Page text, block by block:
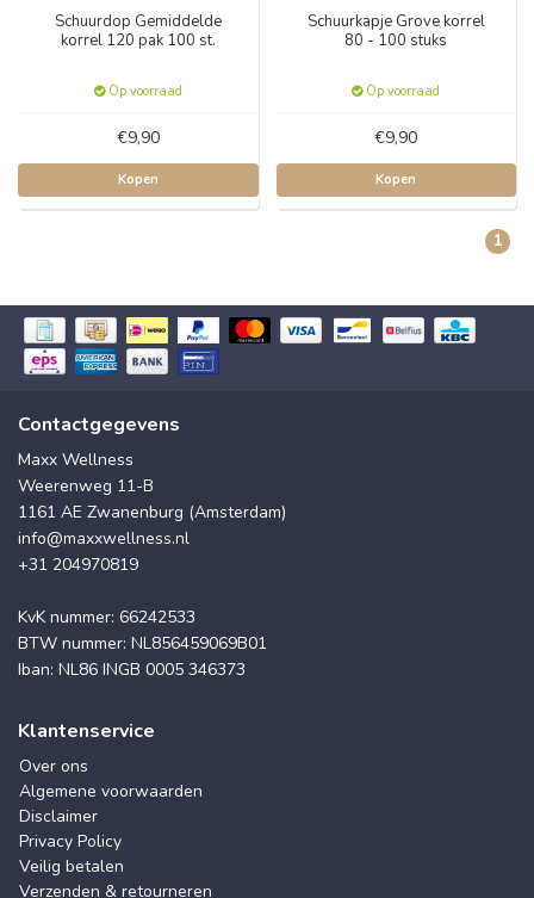
Schuurdop Gemiddelde
korrel 120 pak 100 st.
Op voorraad
€9,90
Kopen
Schuurkapje Grove korrel
80 - 100 stuks
Op voorraad
€9,90
Kopen
1
Contactgegevens
Maxx Wellness
Weerenweg 11-B
1161 AE Zwanenburg (Amsterdam)
info@maxxwellness.nl
+31 204970819
KvK nummer: 66242533
BTW nummer: NL856459069B01
Iban: NL86 INGB 0005 346373
Klantenservice
Over ons
Algemene voorwaarden
Disclaimer
Privacy Policy
Veilig betalen
Verzenden & retourneren